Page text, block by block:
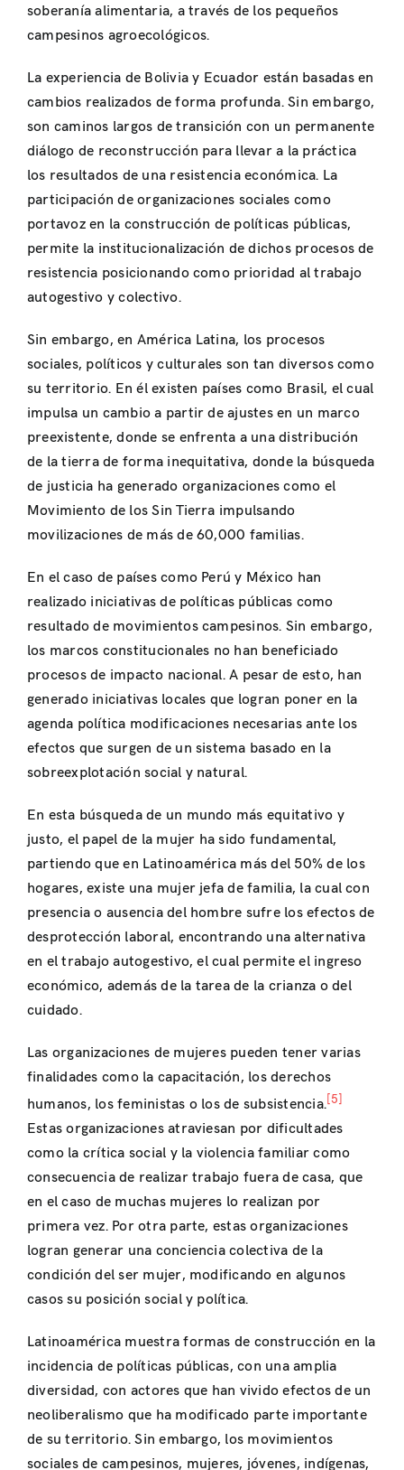
soberanía alimentaria, a través de los pequeños
campesinos agroecológicos.
La experiencia de Bolivia y Ecuador están basadas en
cambios realizados de forma profunda. Sin embargo,
son caminos largos de transición con un permanente
diálogo de reconstrucción para llevar a la práctica
los resultados de una resistencia económica. La
participación de organizaciones sociales como
portavoz en la construcción de políticas públicas,
permite la institucionalización de dichos procesos de
resistencia posicionando como prioridad al trabajo
autogestivo y colectivo.
Sin embargo, en América Latina, los procesos
sociales, políticos y culturales son tan diversos como
su territorio. En él existen países como Brasil, el cual
impulsa un cambio a partir de ajustes en un marco
preexistente, donde se enfrenta a una distribución
de la tierra de forma inequitativa, donde la búsqueda
de justicia ha generado organizaciones como el
Movimiento de los Sin Tierra impulsando
movilizaciones de más de 60,000 familias.
En el caso de países como Perú y México han
realizado iniciativas de políticas públicas como
resultado de movimientos campesinos. Sin embargo,
los marcos constitucionales no han beneficiado
procesos de impacto nacional. A pesar de esto, han
generado iniciativas locales que logran poner en la
agenda política modificaciones necesarias ante los
efectos que surgen de un sistema basado en la
sobreexplotación social y natural.
En esta búsqueda de un mundo más equitativo y
justo, el papel de la mujer ha sido fundamental,
partiendo que en Latinoamérica más del 50% de los
hogares, existe una mujer jefa de familia, la cual con
presencia o ausencia del hombre sufre los efectos de
desprotección laboral, encontrando una alternativa
en el trabajo autogestivo, el cual permite el ingreso
económico, además de la tarea de la crianza o del
cuidado.
Las organizaciones de mujeres pueden tener varias
finalidades como la capacitación, los derechos
humanos, los feministas o los de subsistencia. [5]
Estas organizaciones atraviesan por dificultades
como la crítica social y la violencia familiar como
consecuencia de realizar trabajo fuera de casa, que
en el caso de muchas mujeres lo realizan por
primera vez. Por otra parte, estas organizaciones
logran generar una conciencia colectiva de la
condición del ser mujer, modificando en algunos
casos su posición social y política.
Latinoamérica muestra formas de construcción en la
incidencia de políticas públicas, con una amplia
diversidad, con actores que han vivido efectos de un
neoliberalismo que ha modificado parte importante
de su territorio. Sin embargo, los movimientos
sociales de campesinos, mujeres, jóvenes, indígenas,